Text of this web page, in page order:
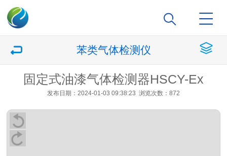
苯类气体检测仪
固定式油漆气体检测器HSCY-Ex
发布日期：2024-01-03 09:38:23 浏览次数：872